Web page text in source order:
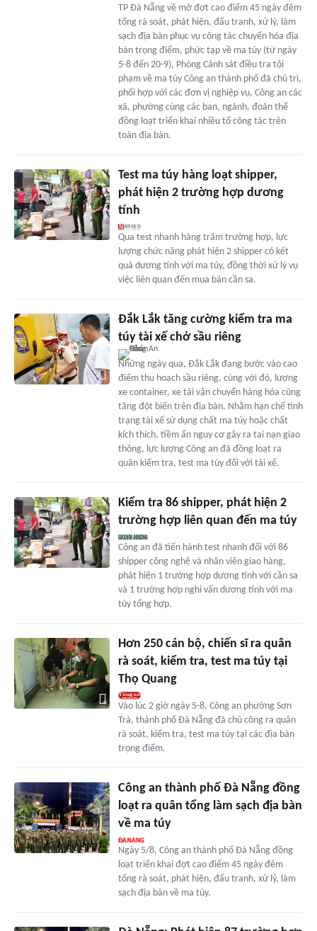
TP Đà Nẵng về mở đợt cao điểm 45 ngày đêm
tổng rà soát, phát hiện, đấu tranh, xử lý, làm
sạch địa bàn phục vụ công tác chuyển hóa địa
bàn trọng điểm, phức tạp về ma túy (từ ngày
5-8 đến 20-9), Phòng Cảnh sát điều tra tội
phạm về ma túy Công an thành phố đã chủ trì,
phối hợp với các đơn vị nghiệp vụ, Công an các
xã, phường cùng các ban, ngành, đoàn thể
đồng loạt triển khai nhiều tổ công tác trên
toàn địa bàn.
Test ma túy hàng loạt shipper,
phát hiện 2 trường hợp dương
tính
Qua test nhanh hàng trăm trường hợp, lực
lượng chức năng phát hiện 2 shipper có kết
quả dương tính với ma túy, đồng thời xử lý vụ
việc liên quan đến mua bán cần sa.
Đắk Lắk tăng cường kiểm tra ma
túy tài xế chở sầu riêng
Những ngày qua, Đắk Lắk đang bước vào cao
điểm thu hoạch sầu riêng, cùng với đó, lượng
xe container, xe tải vận chuyển hàng hóa cũng
tăng đột biến trên địa bàn. Nhằm hạn chế tình
trạng tài xế sử dụng chất ma túy hoặc chất
kích thích, tiềm ẩn nguy cơ gây ra tai nạn giao
thông, lực lượng Công an đã đồng loạt ra
quân kiểm tra, test ma túy đối với tài xế.
Kiểm tra 86 shipper, phát hiện 2
trường hợp liên quan đến ma túy
Công an đã tiến hành test nhanh đối với 86
shipper công nghệ và nhân viên giao hàng,
phát hiện 1 trường hợp dương tính với cần sa
và 1 trường hợp nghi vấn dương tính với ma
túy tổng hợp.
Hơn 250 cán bộ, chiến sĩ ra quân
rà soát, kiểm tra, test ma túy tại
Thọ Quang
Vào lúc 2 giờ ngày 5-8, Công an phường Sơn
Trà, thành phố Đà Nẵng đã chủ công ra quân
rà soát, kiểm tra, test ma túy tại các địa bàn
trọng điểm.
Công an thành phố Đà Nẵng đồng
loạt ra quân tổng làm sạch địa bàn
về ma túy
Ngày 5/8, Công an thành phố Đà Nẵng đồng
loạt triển khai đợt cao điểm 45 ngày đêm
tổng rà soát, phát hiện, đấu tranh, xử lý, làm
sạch địa bàn về ma túy.